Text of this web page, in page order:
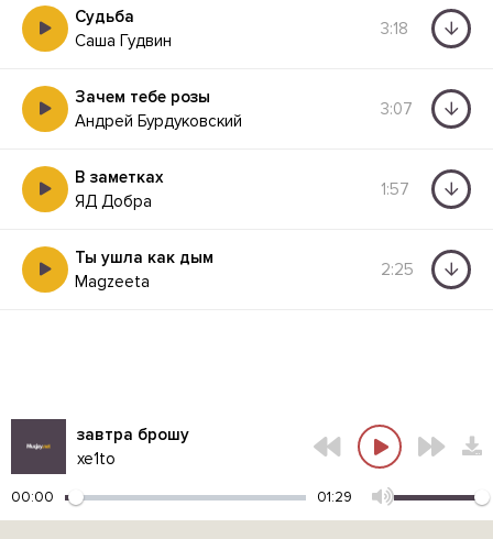
Судьба
Саша Гудвин
3:18
Зачем тебе розы
Андрей Бурдуковский
3:07
В заметках
ЯД Добра
1:57
Ты ушла как дым
Magzeeta
2:25
завтра брошу
xe1to
00:00 01:29